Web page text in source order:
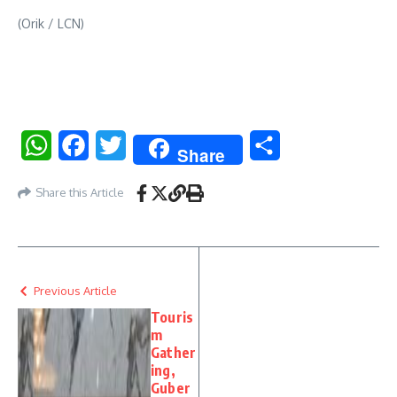
(Orik / LCN)
WhatsAppFacebookTwitter Share
Share this Article
Previous Article
Touris
m
Gather
ing,
Guber